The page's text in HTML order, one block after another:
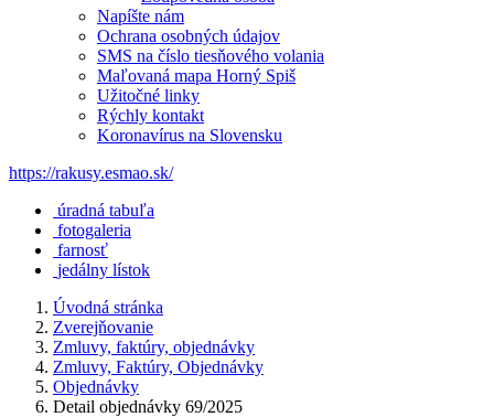
Napíšte nám
Ochrana osobných údajov
SMS na číslo tiesňového volania
Maľovaná mapa Horný Spiš
Užitočné linky
Rýchly kontakt
Koronavírus na Slovensku
https://rakusy.esmao.sk/
úradná tabuľa
fotogaleria
farnosť
jedálny lístok
Úvodná stránka
Zverejňovanie
Zmluvy, faktúry, objednávky
Zmluvy, Faktúry, Objednávky
Objednávky
Detail objednávky 69/2025